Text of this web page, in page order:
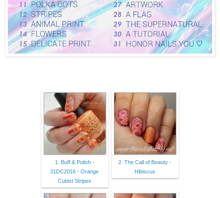
1. Buff & Polish -
31DC2016 - Orange
Cubist Stripes
2. The Call of Beauty -
Hibiscus